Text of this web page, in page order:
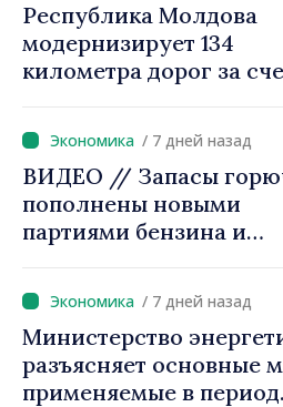
Республика Молдова
модернизирует 134
километра дорог за
/ 7 дней назад
ВИДЕО // Запасы
пополнены новыми
партиями бензина и
/ 7 дней назад
Министерство
разъясняет основные
применяемые в период